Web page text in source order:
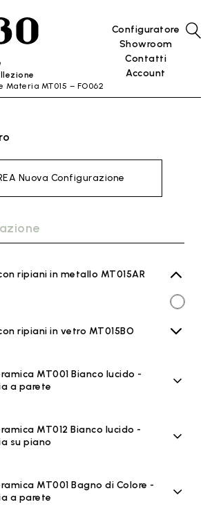
Configuratore
Showroom
Contatti
Account
Materia MT015 – FO062
Nuova Configurazione
ripiani in metallo MT015AR
ripiani in vetro MT015BO
MT001 Bianco lucido -
a parete
MT012 Bianco lucido -
su piano
MT001 Bagno di Colore -
a parete